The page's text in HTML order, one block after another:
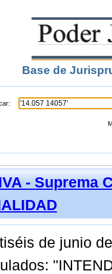
Base de
- Suprema
de junio